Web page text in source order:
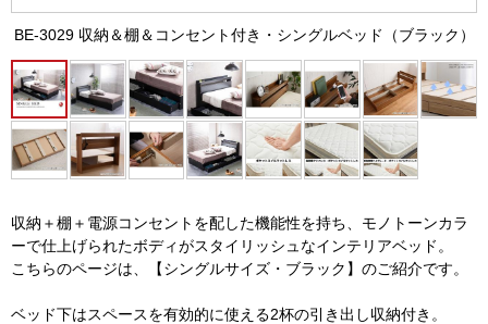
BE-3029 収納＆棚＆コンセント付き・シングルベッド（ブラック）
収納＋棚＋電源コンセントを配した機能性を持ち、モノトーンカラ
ーで仕上げられたボディがスタイリッシュなインテリアベッド。
こちらのページは、【シングルサイズ・ブラック】のご紹介です。
ベッド下はスペースを有効的に使える2杯の引き出し収納付き。